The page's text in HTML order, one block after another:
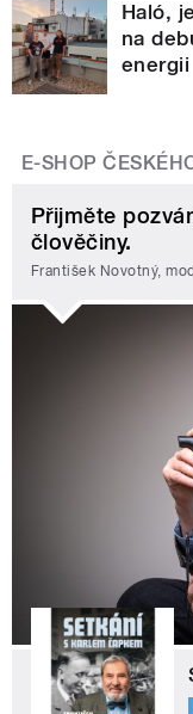
Haló,
na
energii
E-SHOP
Přijměte
člověčiny.
František Novotný,